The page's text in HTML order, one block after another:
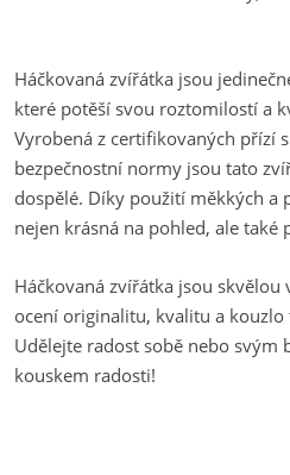
Háčkovaná zvířátka jsou
které potěší svou roztomilostí a
Vyrobená z certifikovaných přízí
bezpečnostní normy jsou tato
dospělé. Díky použití měkkých a
nejen krásná na pohled, ale také
Háčkovaná zvířátka jsou
ocení originalitu, kvalitu a
Udělejte radost sobě nebo
kouskem radosti!